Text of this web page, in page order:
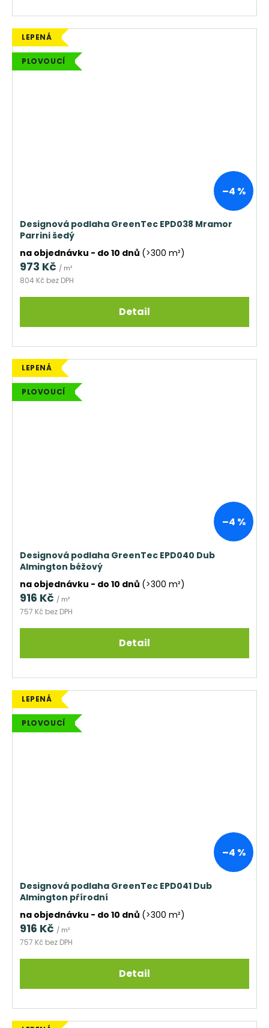
LEPENÁ
PLOVOUCÍ
–4 %
Designová podlaha GreenTec EPD038 Mramor
Parrini šedý
na objednávku - do 10 dnů (>300 m²)
804 Kč bez DPH
973 Kč / m²
Detail
LEPENÁ
PLOVOUCÍ
–4 %
Designová podlaha GreenTec EPD040 Dub
Almington béžový
na objednávku - do 10 dnů (>300 m²)
757 Kč bez DPH
916 Kč / m²
Detail
LEPENÁ
PLOVOUCÍ
–4 %
Designová podlaha GreenTec EPD041 Dub
Almington přírodní
na objednávku - do 10 dnů (>300 m²)
757 Kč bez DPH
916 Kč / m²
Detail